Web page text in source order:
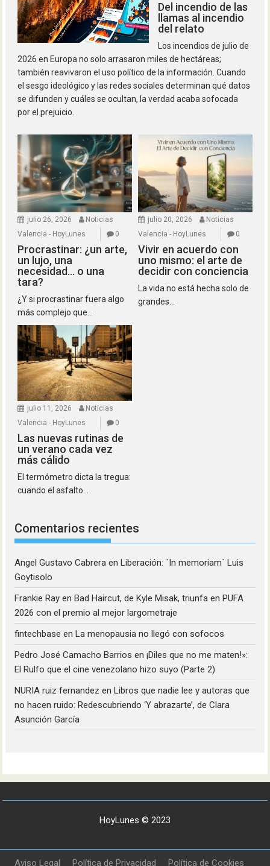
Del incendio de las
llamas al incendio
del relato
Los incendios de julio de
2026 en Europa no solo arrasaron miles de hectáreas;
también reavivaron el uso político de la información. Cuando
el sesgo ideológico y las redes sociales determinan qué datos
se difunden y cuáles se ocultan, la verdad acaba sofocada
por el prejuicio.
julio 26, 2026
Noticias
Valencia - HoyLunes
0
Procrastinar: ¿un arte,
un lujo, una
necesidad… o una
tara?
¿Y si procrastinar fuera algo
más complejo que...
julio 20, 2026
Noticias
Valencia - HoyLunes
0
Vivir en acuerdo con
uno mismo: el arte de
decidir con conciencia
La vida no está hecha solo de
grandes...
julio 11, 2026
Noticias
Valencia - HoyLunes
0
Las nuevas rutinas de
un verano cada vez
más cálido
El termómetro dicta la tregua:
cuando el asfalto...
Comentarios recientes
Angel Gustavo Cabrera enLiberación: ´In memoriam´ Luis
Goytisolo
Frankie Ray enBad Haircut, de Kyle Misak, triunfa en PUFA
2026 con el premio al mejor largometraje
fintechbase enLa menopausia no llegó con sofocos
Pedro José Camacho Barrios en¡Diles que no me maten!»:
El Rulfo que el cine venezolano hizo suyo (Parte 2)
NURIA ruiz fernandez enLibros que nadie lee y autoras que
no hacen ruido: Redescubriendo ‘Y abrazarte’, de Clara
Asunción García
HoyLunes © 2023
Aviso Legal Política de Privacidad Política de Cookies